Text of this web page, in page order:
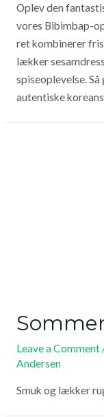
Oplev den
vores Bibimbap-
ret kombinerer
lækker
spiseoplevelse.
autentiske
Leave a Comment
Andersen
Smuk og lækker